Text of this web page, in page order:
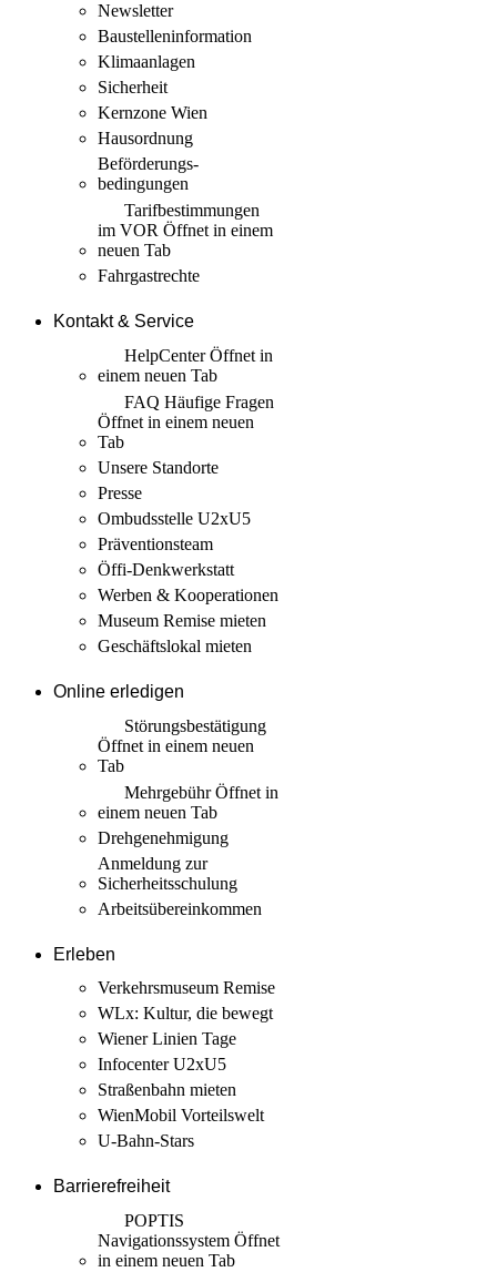
Newsletter
Baustellen­information
Klimaanlagen
Sicherheit
Kernzone Wien
Hausordnung
Beförderungs­
bedingungen
Tarif­bestimmungen
im VOR Öffnet in einem
neuen Tab
Fahrgastrechte
Kontakt & Service
HelpCenterÖffnet in
einem neuen Tab
FAQ Häufige Fragen
Öffnet in einem neuen
Tab
Unsere Standorte
Presse
Ombudsstelle U2xU5
Präventionsteam
Öffi-Denkwerkstatt
Werben & Kooperationen
Museum Remise mieten
Geschäftslokal mieten
Online erledigen
Störungs­bestätigung
Öffnet in einem neuen
Tab
MehrgebührÖffnet in
einem neuen Tab
Drehgenehmigung
Anmeldung zur
Sicherheits­schulung
Arbeits­übereinkommen
Erleben
Verkehrsmuseum Remise
WLx: Kultur, die bewegt
Wiener Linien Tage
Infocenter U2xU5
Straßenbahn mieten
WienMobil Vorteilswelt
U-Bahn-Stars
Barrierefreiheit
POPTIS
Navigationssystem Öffnet
in einem neuen Tab